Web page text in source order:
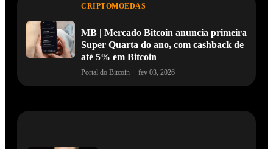
CRIPTOMOEDAS
MB | Mercado Bitcoin anuncia primeira
Super Quarta do ano, com cashback de
até 5% em Bitcoin
Portal do Bitcoin · fev 03, 2026